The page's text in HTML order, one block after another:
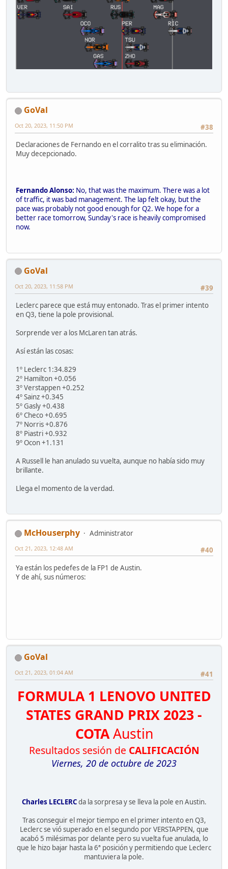
GoVal
#38
Oct 20, 2023, 11:50 PM
Declaraciones de Fernando en el corralito tras su eliminación.
Muy decepcionado.
Fernando Alonso: No, that was the maximum. There was a lot
of traffic, it was bad management. The lap felt okay, but the
pace was probably not good enough for Q2. We hope for a
better race tomorrow, Sunday's race is heavily compromised
now.
GoVal
#39
Oct 20, 2023, 11:58 PM
Leclerc parece que está muy entonado. Tras el primer intento
en Q3, tiene la pole provisional.
Sorprende ver a los McLaren tan atrás.
Así están las cosas:
1º Leclerc 1:34.829
2º Hamilton +0.056
3º Verstappen +0.252
4º Sainz +0.345
5º Gasly +0.438
6º Checo +0.695
7º Norris +0.876
8º Piastri +0.932
9º Ocon +1.131
A Russell le han anulado su vuelta, aunque no había sido muy
brillante.
Llega el momento de la verdad.
McHouserphy
Administrator
#40
Oct 21, 2023, 12:48 AM
Ya están los pedefes de la FP1 de Austin.
Y de ahí, sus números:
GoVal
#41
Oct 21, 2023, 01:04 AM
FORMULA 1 LENOVO UNITED
STATES GRAND PRIX 2023 -
COTAAustin
Resultados sesión de CALIFICACIÓN
Viernes, 20 de octubre de 2023
Charles LECLERCda la sorpresa y se lleva la pole en Austin.
Tras conseguir el mejor tiempo en el primer intento en Q3,
Leclerc se vió superado en el segundo por VERSTAPPEN, que
acabó 5 milésimas por delante pero su vuelta fue anulada, lo
que le hizo bajar hasta la 6ª posición y permitiendo que Leclerc
mantuviera la pole.